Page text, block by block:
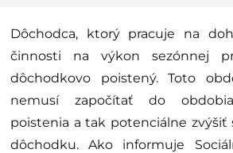
Dôchodca, ktorý pracuje na
činnosti na výkon sezónnej
dôchodkovo poistený. Toto
nemusí započítať do
poistenia a tak potenciálne
dôchodku. Ako informuje